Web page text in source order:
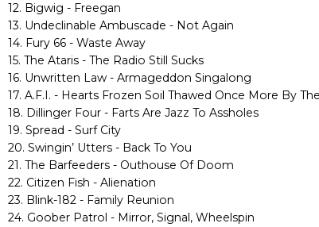
12. Bigwig - Freegan
13. Undeclinable Ambuscade - Not Again
14. Fury 66 - Waste Away
15. The Ataris - The Radio Still Sucks
16. Unwritten Law - Armageddon Singalong
17. A.F.I. - Hearts Frozen Soil Thawed Once More By
18. Dillinger Four - Farts Are Jazz To Assholes
19. Spread - Surf City
20. Swingin’ Utters - Back To You
21. The Barfeeders - Outhouse Of Doom
22. Citizen Fish - Alienation
23. Blink-182 - Family Reunion
24. Goober Patrol - Mirror, Signal, Wheelspin